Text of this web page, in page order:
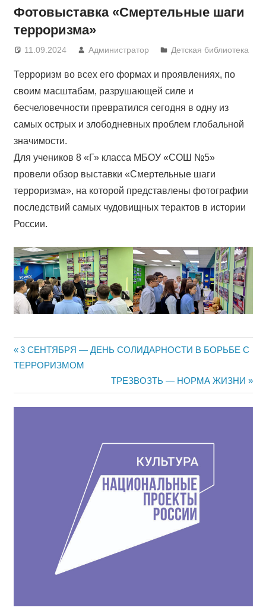
Фотовыставка «Смертельные шаги
терроризма»
11.09.2024 Администратор Детская библиотека
Терроризм во всех его формах и проявлениях, по
своим масштабам, разрушающей силе и
бесчеловечности превратился сегодня в одну из
самых острых и злободневных проблем глобальной
значимости.
Для учеников 8 «Г» класса МБОУ «СОШ №5»
провели обзор выставки «Смертельные шаги
терроризма», на которой представлены фотографии
последствий самых чудовищных терактов в истории
России.
Навигация
записям
Предыдущая
запись:
3 СЕНТЯБРЯ — ДЕНЬ СОЛИДАРНОСТИ В БОРЬБЕ С
ТЕРРОРИЗМОМ
Следующая
запись:
ТРЕЗВОЗТЬ — НОРМА ЖИЗНИ